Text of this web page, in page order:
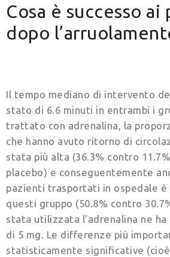
Cosa è successo ai
dopo
Il tempo mediano di intervento
stato di 6.6 minuti in entrambi i
trattato con adrenalina, la
che hanno avuto ritorno di
stata più alta (36.3% contro
placebo) e conseguentemente
pazienti trasportati in ospedale
questi gruppo (50.8% contro
stata utilizzata l’adrenalina ne
di 5 mg. Le differenze più
statisticamente significative